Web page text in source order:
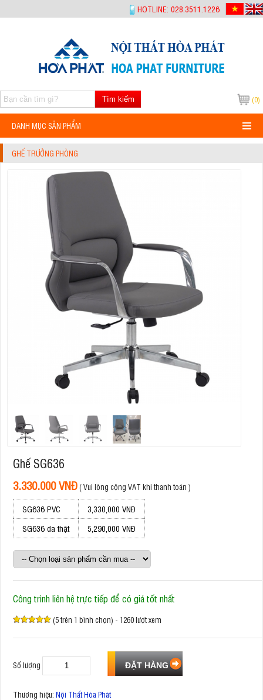
HOTLINE: 028.3511.1226
(0)
Tìm kiếm
DANH MỤC SẢN PHẨM
GHẾ TRƯỞNG PHÒNG
Ghế SG636
3.330.000 VNĐ( Vui lòng cộng VAT khi thanh toán )
SG636 PVC
3,330,000 VNĐ
SG636 da thật
5,290,000 VNĐ
Công trình liên hệ trực tiếp để có giá tốt nhất
(5 trên 1 bình chọn) - 1260 lượt xem
Số lượng
Thương hiệu: Nội Thất Hòa Phát